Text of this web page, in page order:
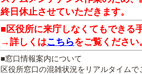
終日休止させていただきます。
■区役所に来庁しなくてもできる
→詳しくはこちらをご覧ください
■窓口情報案内について
区役所窓口の混雑状況をリアルタイム